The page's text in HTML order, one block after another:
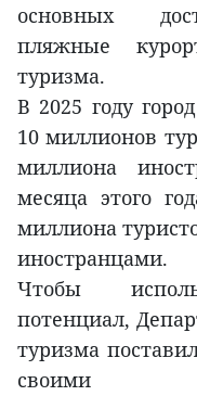
основных
пляжные
туризма.
В 2025 году
10 миллионов
миллиона
месяца этого
миллиона
иностранцами.
Чтобы
потенциал,
туризма
своими